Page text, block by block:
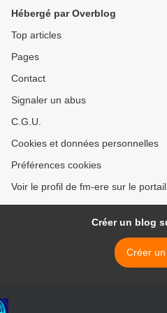
Hébergé par Overblog
Top articles
Pages
Contact
Signaler un abus
C.G.U.
Cookies et données personnelles
Préférences cookies
Voir le profil de fm-ere sur le
Créer un blog
Créer